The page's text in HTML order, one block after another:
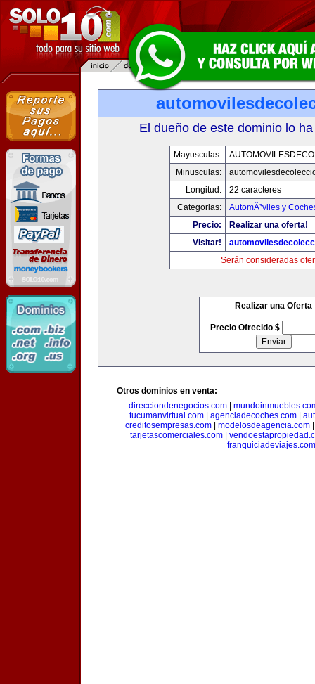
El dueño de este dominio lo
Mayusculas:
Minusculas:
Longitud:
22 caracteres
Categorias:
AutomÃ³viles y
Precio:
Realizar una oferta!
Visitar!
Serán consideradas
Realizar una Oferta
Precio Ofrecido $
Otros dominios en venta:
direcciondenegocios.com
tucumanvirtual.com| agenciadecoches.com|
creditosempresas.com| modelosdeagencia.com
tarjetascomerciales.com|
franquiciadeviajes.com